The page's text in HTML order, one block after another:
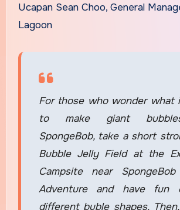
Ucapan Sean Choo, General
Lagoon
For those who wonder what
to make giant
SpongeBob, take a short
Bubble Jelly Field at the
Campsite near
Adventure and have fun
different buble shapes.